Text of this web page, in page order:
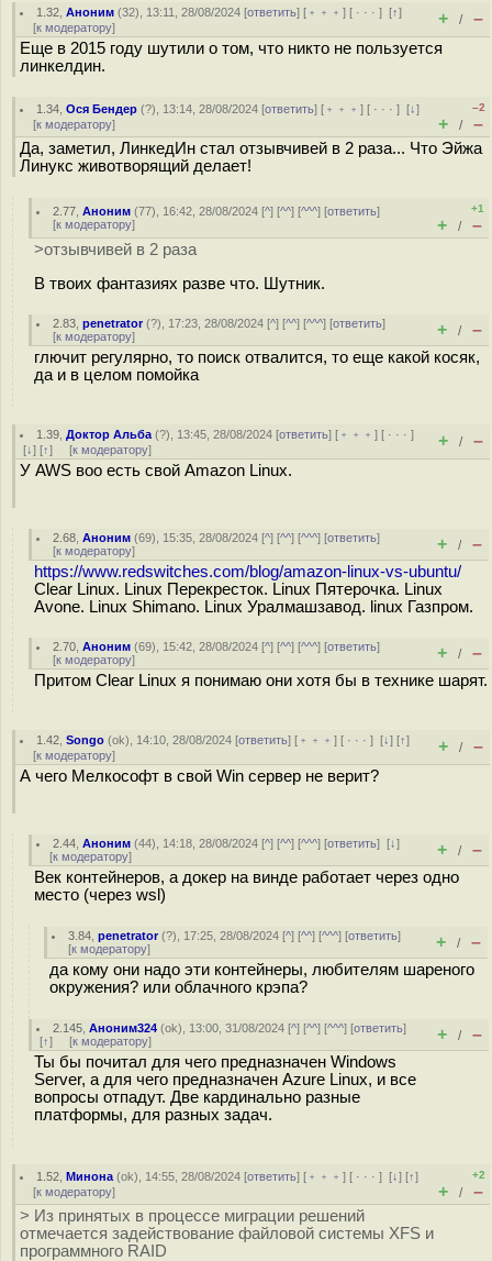
1.32 ,Аноним (32), 13:11, 28/08/2024 [ответить] [ ﹢﹢﹢] [ · · ·][↑]
[к модератору] + / –
Еще в 2015 году шутили о том, что никто не пользуется
линкелдин.
1.34 ,Ося Бендер (?), 13:14, 28/08/2024 [ответить] [ ﹢﹢﹢] [ · · ·][↓]
[к модератору]
–2
+ / –
Да, заметил, ЛинкедИн стал отзывчивей в 2 раза... Что Эйжа
Линукс животворящий делает!
2.77 ,Аноним (77), 16:42, 28/08/2024 [^] [^^] [^^^] [ответить]
[к модератору]
+1
+ / –
>отзывчивей в 2 раза
В твоих фантазиях разве что. Шутник.
2.83 ,penetrator(?), 17:23, 28/08/2024 [^] [^^] [^^^] [ответить]
[к модератору] + / –
глючит регулярно, то поиск отвалится, то еще какой косяк,
да и в целом помойка
1.39 ,Доктор Альба (?), 13:45, 28/08/2024 [ответить] [ ﹢﹢﹢] [ · · ·]
[↓] [↑] [к модератору] + / –
У AWS воо есть свой Amazon Linux.
2.68 ,Аноним (69), 15:35, 28/08/2024 [^] [^^] [^^^] [ответить]
[к модератору] + / –
https://www.redswitches.com/blog/amazon-linux-vs-ubuntu/
Clear Linux. Linux Перекресток. Linux Пятерочка. Linux
Avone. Linux Shimano. Linux Уралмашзавод. linux Газпром.
2.70 ,Аноним (69), 15:42, 28/08/2024 [^] [^^] [^^^] [ответить]
[к модератору] + / –
Притом Clear Linux я понимаю они хотя бы в технике шарят.
1.42 ,Songo (ok), 14:10, 28/08/2024 [ответить] [ ﹢﹢﹢] [ · · ·][↓] [↑]
[к модератору] + / –
А чего Мелкософт в свой Win сервер не верит?
2.44 ,Аноним (44), 14:18, 28/08/2024 [^] [^^] [^^^] [ответить][↓]
[к модератору] + / –
Век контейнеров, а докер на винде работает через одно
место (через wsl)
3.84 ,penetrator(?), 17:25, 28/08/2024 [^] [^^] [^^^] [ответить]
[к модератору] + / –
да кому они надо эти контейнеры, любителям шареного
окружения? или облачного крэпа?
2.145 ,Аноним324 (ok), 13:00, 31/08/2024 [^] [^^] [^^^] [ответить]
[↑] [к модератору] + / –
Ты бы почитал для чего предназначен Windows
Server, а для чего предназначен Azure Linux, и все
вопросы отпадут. Две кардинально разные
платформы, для разных задач.
1.52 ,Минона (ok), 14:55, 28/08/2024 [ответить] [ ﹢﹢﹢] [ · · ·][↓] [↑]
[к модератору]
+2
+ / –
> Из принятых в процессе миграции решений
отмечается задействование файловой системы XFS и
программного RAID